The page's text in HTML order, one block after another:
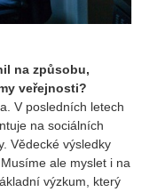
na způsobu,
veřejnosti?
V posledních letech
na sociálních
Vědecké výsledky
ale myslet i na
výzkum, který